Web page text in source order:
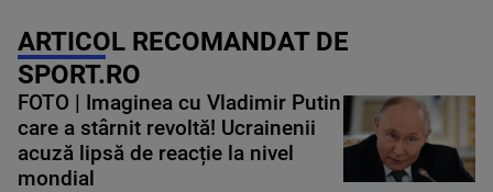
ARTICOL RECOMANDAT DE
SPORT.RO
FOTO | Imaginea cu Vladimir Putin
care a stârnit revoltă! Ucrainenii
acuză lipsă de reacție la nivel
mondial